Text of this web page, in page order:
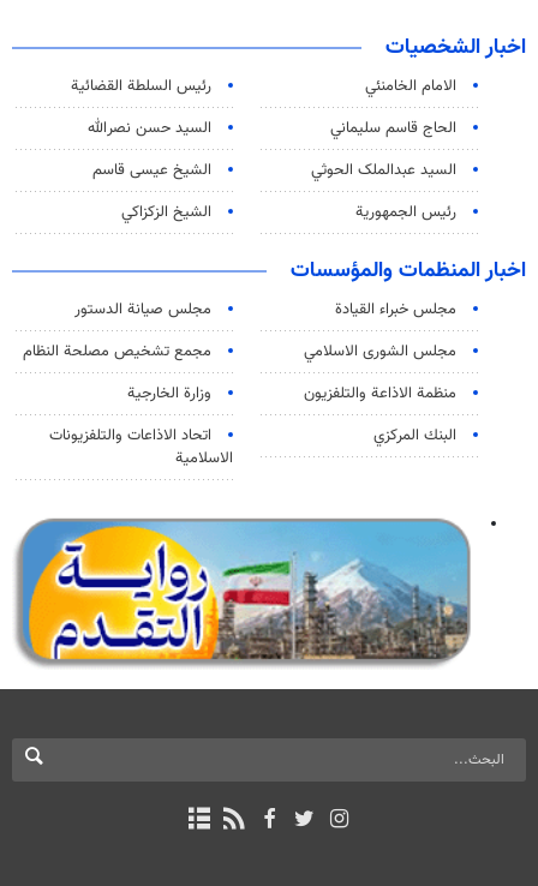
اخبار الشخصيات
الامام الخامنئي
رئیس السلطة القضائیة
الحاج قاسم سليماني
السيد حسن نصرالله
السید عبدالملک الحوثي
الشيخ عيسى قاسم
رئيس الجمهورية
الشيخ الزكزاكي
اخبار المنظمات والمؤسسات
مجلس خبراء القيادة
مجلس صيانة الدستور
مجلس الشورى الاسلامي
مجمع تشخيص مصلحة النظام
منظمة الاذاعة والتلفزیون
وزارة الخارجية
البنك المركزي
اتحاد الاذاعات والتلفزيونات
الاسلامية